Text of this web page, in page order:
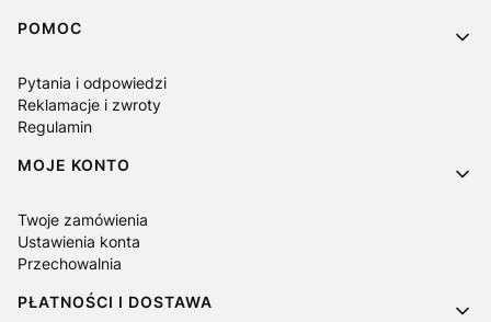
Linki w stopce
POMOC
Pytania i odpowiedzi
Reklamacje i zwroty
Regulamin
MOJE KONTO
Twoje zamówienia
Ustawienia konta
Przechowalnia
PŁATNOŚCI I DOSTAWA